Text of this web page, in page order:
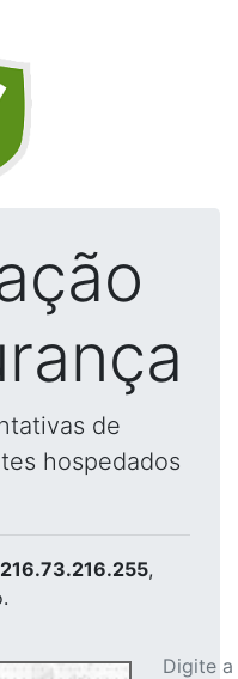
de
hospedados
216.73.216.255,
Digite